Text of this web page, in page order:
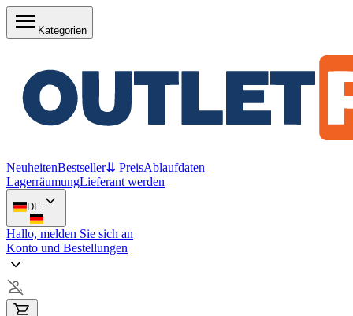
Kategorien
NeuheitenBestseller⇊ PreisAblaufdaten
LagerräumungLieferant werden
DE
Hallo, melden Sie sich an
Konto und Bestellungen